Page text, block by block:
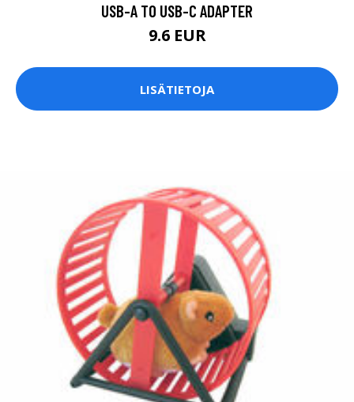
USB-A TO USB-C ADAPTER
9.6 EUR
LISÄTIETOJA